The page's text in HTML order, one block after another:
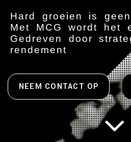
Hard groeien is
Met MCG wordt het
Gedreven door
rendement
NEEM CONTACT OP